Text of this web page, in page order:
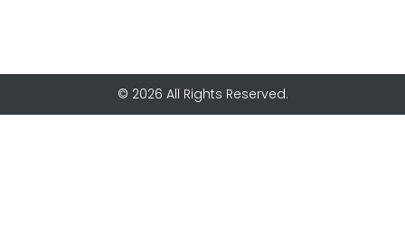
© 2026 All Rights Reserved.